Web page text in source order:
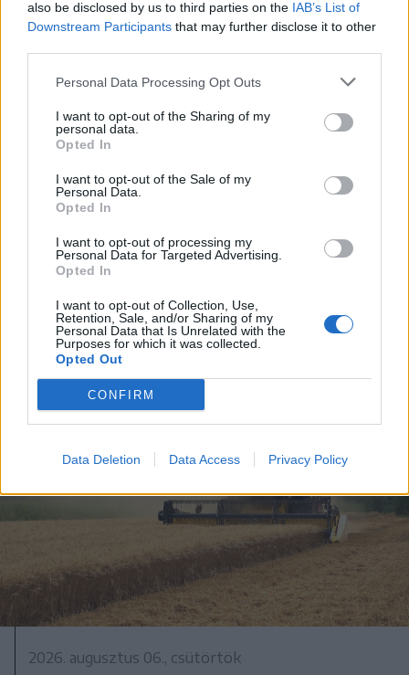
also be disclosed by us to third parties on the IAB’s List of
Downstream Participants that may further disclose it to other
Personal Data Processing Opt Outs
I want to opt-out of the Sharing of my
personal data.
Opted In
I want to opt-out of the Sale of my
Personal Data.
Opted In
I want to opt-out of processing my
Personal Data for Targeted Advertising.
Opted In
I want to opt-out of Collection, Use,
Retention, Sale, and/or Sharing of my
Personal Data that Is Unrelated with the
Purposes for which it was collected.
Opted Out
CONFIRM
Data Deletion Data Access Privacy Policy
Megérkezett a Száz év magány
sorozatadaptációjának második
évada
2026. augusztus 06., csütörtök